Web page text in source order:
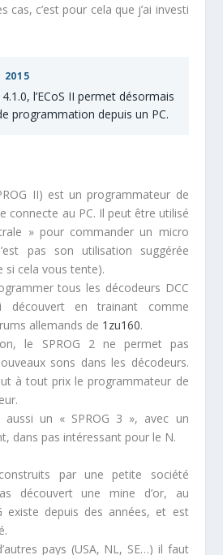
cas, c’est pour cela que j’ai investi
l’ECoS II permet désormais
programmation depuis un PC.
II) est un programmateur de
connecte au PC. Il peut être utilisé
» pour commander un micro
pas son utilisation suggérée
si cela vous tente).
tous les décodeurs DCC
découvert en trainant comme
allemands de 1zu160.
le SPROG 2 ne permet pas
sons dans les décodeurs.
à tout prix le programmateur de
aussi un « SPROG 3 », avec un
dans pas intéressant pour le N.
par une petite société
découvert une mine d’or, au
existe depuis des années, et est
pays (USA, NL, SE…) il faut